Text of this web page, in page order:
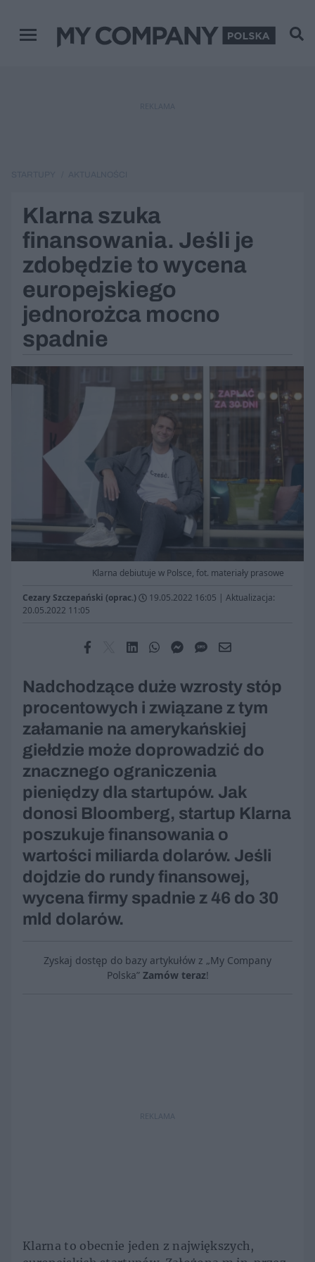
Menu główne
Klarna szuka
finansowania. Jeśli je
zdobędzie to wycena
europejskiego
jednorożca mocno
spadnie
Klarna debiutuje w Polsce, fot. materiały prasowe
Cezary Szczepański (oprac.) 19.05.2022 16:05 | Aktualizacja:
20.05.2022 11:05
Nadchodzące duże wzrosty stóp
procentowych i związane z tym
załamanie na amerykańskiej
giełdzie może doprowadzić do
znacznego ograniczenia
pieniędzy dla startupów. Jak
donosi Bloomberg, startup Klarna
poszukuje finansowania o
wartości miliarda dolarów. Jeśli
dojdzie do rundy finansowej,
wycena firmy spadnie z 46 do 30
mld dolarów.
Zyskaj dostęp do bazy artykułów z „My Company
Polska” Zamów teraz!
REKLAMA
Klarna to obecnie jeden z największych,